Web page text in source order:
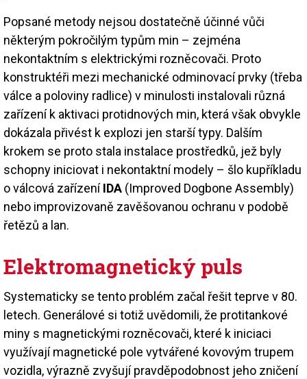
Popsané metody nejsou dostatečně účinné vůči
některým pokročilým typům min – zejména
nekontaktním s elektrickými rozněcovači. Proto
konstruktéři mezi mechanické odminovací prvky (třeba
válce a poloviny radlice) v minulosti instalovali různá
zařízení k aktivaci protidnových min, která však obvykle
dokázala přivést k explozi jen starší typy. Dalším
krokem se proto stala instalace prostředků, jež byly
schopny iniciovat i nekontaktní modely – šlo kupříkladu
o válcová zařízeníIDA (Improved Dogbone Assembly)
nebo improvizovaně zavěšovanou ochranu v podobě
řetězů a lan.
Elektromagnetický puls
Systematicky se tento problém začal řešit teprve v 80.
letech. Generálové si totiž uvědomili, že protitankové
miny s magnetickými rozněcovači, které k iniciaci
využívají magnetické pole vytvářené kovovým trupem
vozidla, výrazně zvyšují pravděpodobnost jeho zničení